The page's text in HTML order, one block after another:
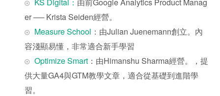
er ── Krista Seiden經營。
Measure School ：由Julian Juenemann創立。內
容淺顯易懂，非常適合新手學習
Optimize Smart ：由Himanshu Sharma經營。，提
供大量GA4與GTM教學文章，適合從基礎到進階學
習。